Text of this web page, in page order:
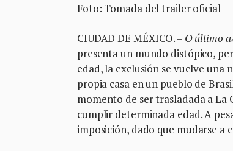
Foto: Tomada del trailer oficial
CIUDAD DE MÉXICO. – O último
presenta un mundo distópico,
edad, la exclusión se vuelve una
propia casa en un pueblo de
momento de ser trasladada a La
cumplir determinada edad. A
imposición, dado que mudarse a